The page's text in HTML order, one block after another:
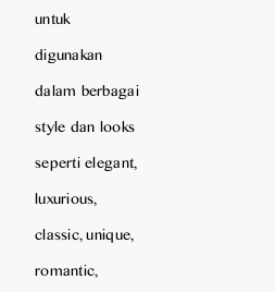
untuk
digunakan
dalam berbagai
style dan looks
seperti elegant,
luxurious,
classic, unique,
romantic,